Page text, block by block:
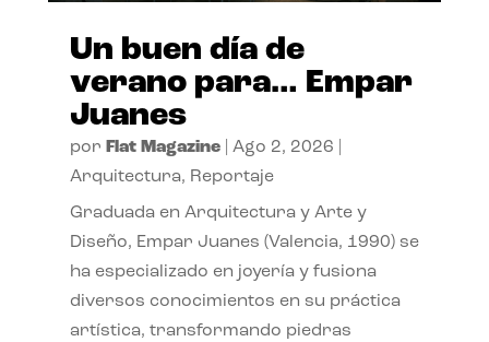
Un buen día de
verano para… Empar
Juanes
por Flat Magazine| Ago 2, 2026
Arquitectura, Reportaje
Graduada en Arquitectura y Arte y
Diseño, Empar Juanes (Valencia, 1990) se
ha especializado en joyería y fusiona
diversos conocimientos en su práctica
artística, transformando piedras